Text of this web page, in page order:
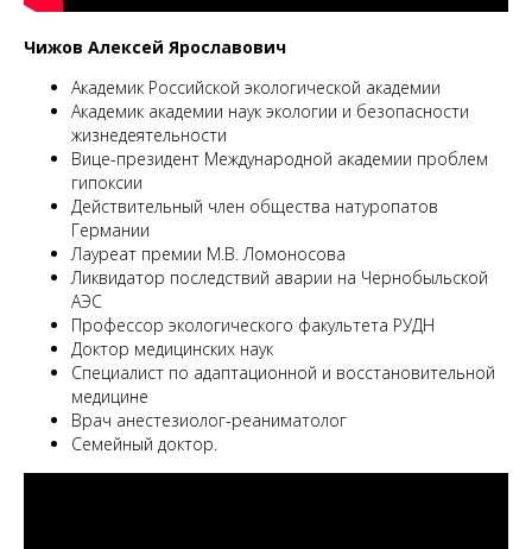
Чижов Алексей Ярославович
Академик Российской экологической академии
Академик академии наук экологии и безопасности
жизнедеятельности
Вице-президент Международной академии проблем
гипоксии
Действительный член общества натуропатов
Германии
Лауреат премии М.В. Ломоносова
Ликвидатор последствий аварии на Чернобыльской
АЭС
Профессор экологического факультета РУДН
Доктор медицинских наук
Специалист по адаптационной и восстановительной
медицине
Врач анестезиолог-реаниматолог
Семейный доктор.